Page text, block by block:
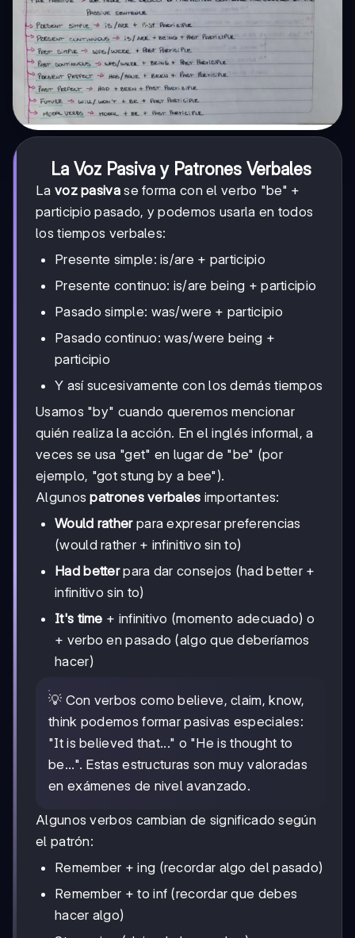
La Voz Pasiva y Patrones Verbales
La voz pasivase forma con el verbo "be" +
participio pasado, y podemos usarla en todos
los tiempos verbales:
Presente simple: is/are + participio
Presente continuo: is/are being + participio
Pasado simple: was/were + participio
Pasado continuo: was/were being +
participio
Y así sucesivamente con los demás tiempos
Usamos "by" cuando queremos mencionar
quién realiza la acción. En el inglés informal, a
veces se usa "get" en lugar de "be" (por
ejemplo, "got stung by a bee").
Algunospatrones verbales importantes:
Would ratherpara expresar preferencias
(would rather + infinitivo sin to)
Had betterpara dar consejos (had better +
infinitivo sin to)
It's time + infinitivo (momento adecuado) o
+ verbo en pasado (algo que deberíamos
hacer)
💡 Con verbos como believe, claim, know,
think podemos formar pasivas especiales:
"It is believed that..." o "He is thought to
be...". Estas estructuras son muy valoradas
en exámenes de nivel avanzado.
Algunos verbos cambian de significado según
el patrón:
Remember + ing (recordar algo del pasado)
Remember + to inf (recordar que debes
hacer algo)